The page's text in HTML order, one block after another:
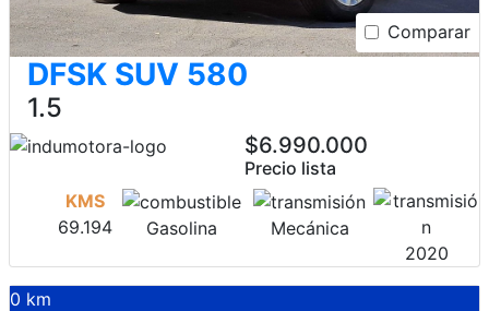
Comparar
DFSK SUV 580
1.5
$6.990.000
Precio lista
KMS
69.194
Gasolina
Mecánica
2020
0 km